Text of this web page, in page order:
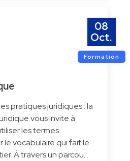
08
Oct.
Formation
pratiques juridiques : la
vous invite à
les termes
le vocabulaire qui fait le
À travers un parcou…